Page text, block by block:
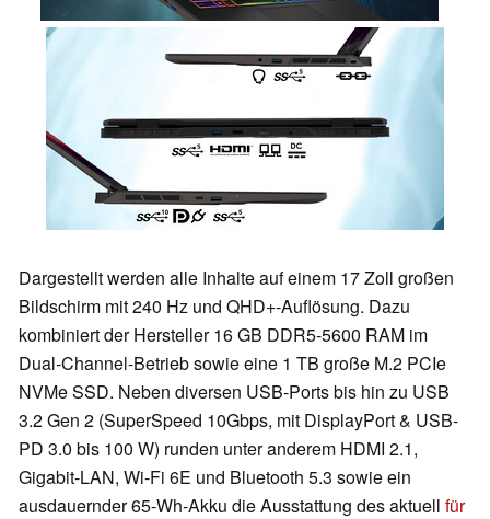
Dargestellt werden alle Inhalte auf einem 17 Zoll großen
Bildschirm mit 240 Hz und QHD+-Auflösung. Dazu
kombiniert der Hersteller 16 GB DDR5-5600 RAM im
Dual-Channel-Betrieb sowie eine 1 TB große M.2 PCIe
NVMe SSD. Neben diversen USB-Ports bis hin zu USB
3.2 Gen 2 (SuperSpeed 10Gbps, mit DisplayPort & USB-
PD 3.0 bis 100 W) runden unter anderem HDMI 2.1,
Gigabit-LAN, Wi-Fi 6E und Bluetooth 5.3 sowie ein
ausdauernder 65-Wh-Akku die Ausstattung des aktuell für